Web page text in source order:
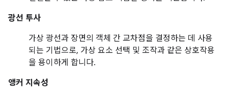
광선 투사
가상 광선과 장면의 객체 간 교차점을 결정하는 데 사용
되는 기법으로, 가상 요소 선택 및 조작과 같은 상호작용
을 용이하게 합니다.
앵커 지속성